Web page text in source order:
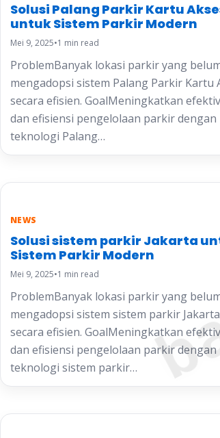
Solusi Palang Parkir Kartu
untuk Sistem Parkir Modern
Mei 9, 2025•1 min read
ProblemBanyak lokasi parkir yang
mengadopsi sistem Palang Parkir Kartu
secara efisien. GoalMeningkatkan
dan efisiensi pengelolaan parkir dengan
teknologi Palang…
NEWS
Solusi sistem parkir Jakarta
Sistem Parkir Modern
Mei 9, 2025•1 min read
ProblemBanyak lokasi parkir yang
mengadopsi sistem sistem parkir Jakarta
secara efisien. GoalMeningkatkan
dan efisiensi pengelolaan parkir dengan
teknologi sistem parkir…